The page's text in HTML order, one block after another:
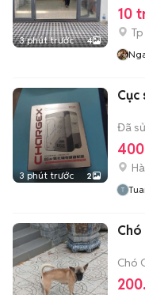
3 phút trước 4
10
3 phút trước 2
Cục
Đã
Chó
Chó